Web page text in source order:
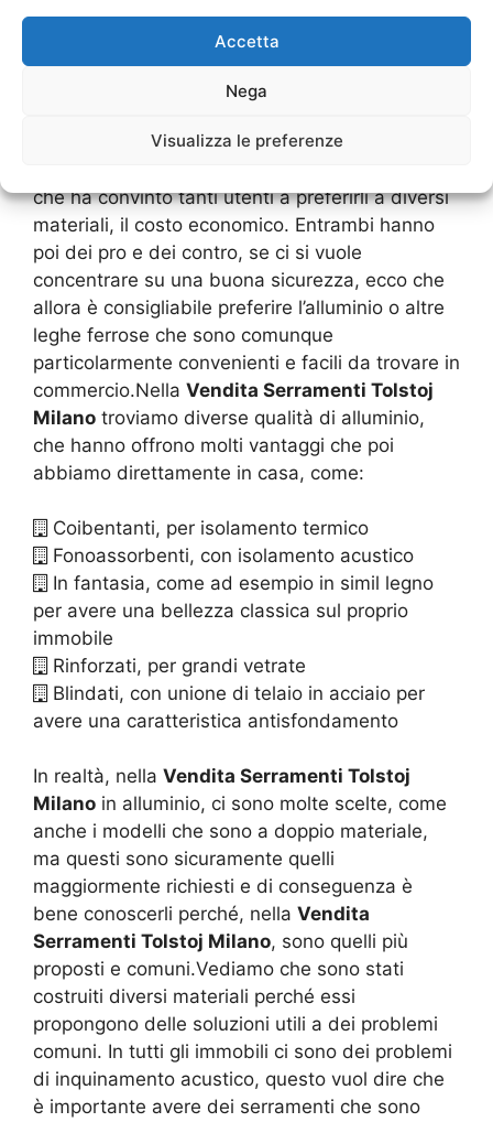
Accetta
Nega
Visualizza le preferenze
diventare immediatamente delle materie prime
industrie possono poi proporre dei costi, dei
uno dei punti principali nellaVendita
che ha convinto tanti utenti a preferirli a diversi
materiali, il costo economico. Entrambi hanno
poi dei pro e dei contro, se ci si vuole
concentrare su una buona sicurezza, ecco che
allora è consigliabile preferire l’alluminio o altre
leghe ferrose che sono comunque
particolarmente convenienti e facili da trovare in
commercio.Nella Vendita Serramenti Tolstoj
Milano troviamo diverse qualità di alluminio,
che hanno offrono molti vantaggi che poi
abbiamo direttamente in casa, come:
Coibentanti, per isolamento termico
Fonoassorbenti, con isolamento acustico
In fantasia, come ad esempio in simil legno
per avere una bellezza classica sul proprio
immobile
Rinforzati, per grandi vetrate
Blindati, con unione di telaio in acciaio per
avere una caratteristica antisfondamento
In realtà, nella Vendita Serramenti Tolstoj
Milano in alluminio, ci sono molte scelte, come
anche i modelli che sono a doppio materiale,
ma questi sono sicuramente quelli
maggiormente richiesti e di conseguenza è
bene conoscerli perché, nella Vendita
Serramenti Tolstoj Milano, sono quelli più
proposti e comuni.Vediamo che sono stati
costruiti diversi materiali perché essi
propongono delle soluzioni utili a dei problemi
comuni. In tutti gli immobili ci sono dei problemi
di inquinamento acustico, questo vuol dire che
è importante avere dei serramenti che sono